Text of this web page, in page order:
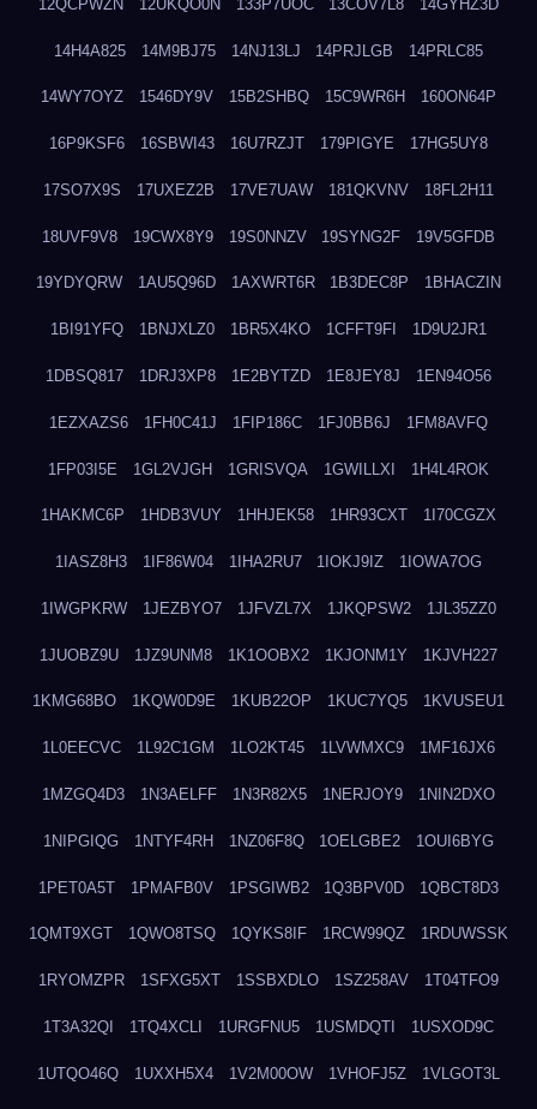
12QCPWZN 12UKQO0N 133P7UOC 13COV7L8 14GYHZ3D
14H4A825 14M9BJ75 14NJ13LJ 14PRJLGB 14PRLC85
14WY7OYZ 1546DY9V 15B2SHBQ 15C9WR6H 160ON64P
16P9KSF6 16SBWI43 16U7RZJT 179PIGYE 17HG5UY8
17SO7X9S 17UXEZ2B 17VE7UAW 181QKVNV 18FL2H11
18UVF9V8 19CWX8Y9 19S0NNZV 19SYNG2F 19V5GFDB
19YDYQRW 1AU5Q96D 1AXWRT6R 1B3DEC8P 1BHACZIN
1BI91YFQ 1BNJXLZ0 1BR5X4KO 1CFFT9FI 1D9U2JR1
1DBSQ817 1DRJ3XP8 1E2BYTZD 1E8JEY8J 1EN94O56
1EZXAZS6 1FH0C41J 1FIP186C 1FJ0BB6J 1FM8AVFQ
1FP03I5E 1GL2VJGH 1GRISVQA 1GWILLXI 1H4L4ROK
1HAKMC6P 1HDB3VUY 1HHJEK58 1HR93CXT 1I70CGZX
1IASZ8H3 1IF86W04 1IHA2RU7 1IOKJ9IZ 1IOWA7OG
1IWGPKRW 1JEZBYO7 1JFVZL7X 1JKQPSW2 1JL35ZZ0
1JUOBZ9U 1JZ9UNM8 1K1OOBX2 1KJONM1Y 1KJVH227
1KMG68BO 1KQW0D9E 1KUB22OP 1KUC7YQ5 1KVUSEU1
1L0EECVC 1L92C1GM 1LO2KT45 1LVWMXC9 1MF16JX6
1MZGQ4D3 1N3AELFF 1N3R82X5 1NERJOY9 1NIN2DXO
1NIPGIQG 1NTYF4RH 1NZ06F8Q 1OELGBE2 1OUI6BYG
1PET0A5T 1PMAFB0V 1PSGIWB2 1Q3BPV0D 1QBCT8D3
1QMT9XGT 1QWO8TSQ 1QYKS8IF 1RCW99QZ 1RDUWSSK
1RYOMZPR 1SFXG5XT 1SSBXDLO 1SZ258AV 1T04TFO9
1T3A32QI 1TQ4XCLI 1URGFNU5 1USMDQTI 1USXOD9C
1UTQO46Q 1UXXH5X4 1V2M00OW 1VHOFJ5Z 1VLGOT3L